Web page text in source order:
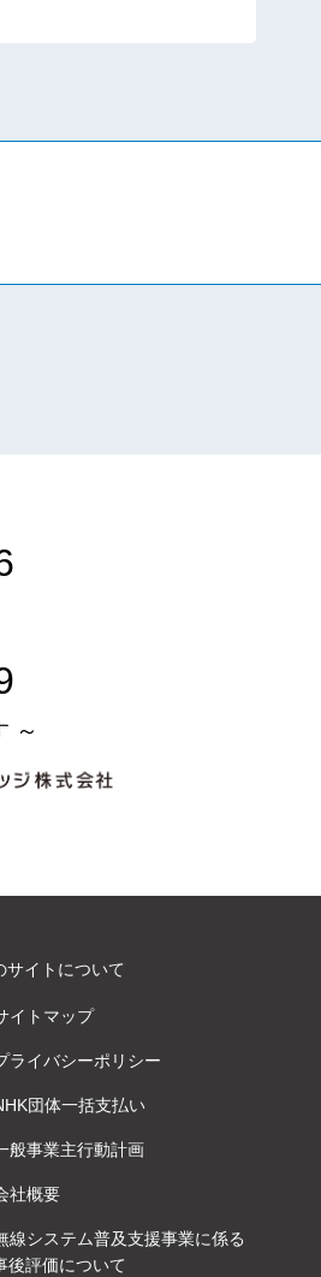
～
サイトについて
イトマップ
ライバシーポリシー
団体一括支払い
般事業主行動計画
社概要
線システム普及支援事業に係る
後評価について